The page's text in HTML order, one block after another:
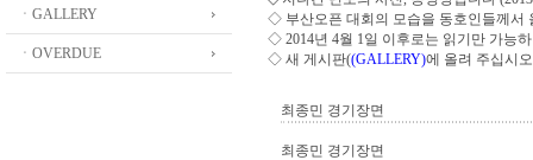
ㆍGALLERY
ㆍOVERDUE
◇ 부산오픈 대회의 모습을 동호인들께서
◇ 2014년 4월 1일 이후로는 읽기만 가능
◇ 새 게시판((GALLERY)에 올려 주십시오
최종민 경기장면
최종민 경기장면